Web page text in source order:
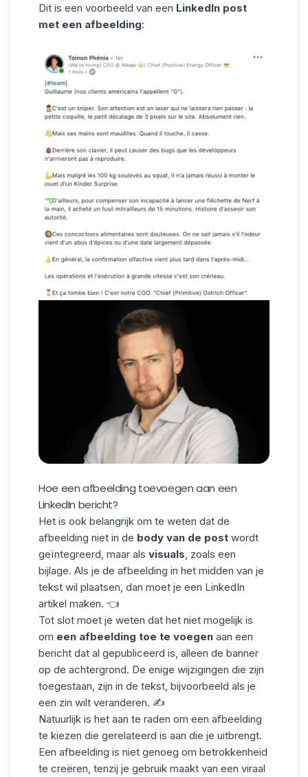
Dit is een voorbeeld van een LinkedIn post
met een afbeelding:
Hoe een afbeelding toevoegen aan een
LinkedIn bericht?
Het is ook belangrijk om te weten dat de
afbeelding niet in de body van de post wordt
geïntegreerd, maar als visuals , zoals een
bijlage. Als je de afbeelding in het midden van je
tekst wil plaatsen, dan moet je een LinkedIn
artikel maken. 👈
Tot slot moet je weten dat het niet mogelijk is
om een afbeelding toe te voegen aan een
bericht dat al gepubliceerd is, alleen de banner
op de achtergrond. De enige wijzigingen die zijn
toegestaan, zijn in de tekst, bijvoorbeeld als je
een zin wilt veranderen. ✍️
Natuurlijk is het aan te raden om een afbeelding
te kiezen die gerelateerd is aan die je uitbrengt.
Een afbeelding is niet genoeg om betrokkenheid
te creëren , tenzij je gebruik maakt van een viraal